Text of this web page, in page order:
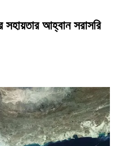
সহায়তার আহ্বান সরাসরি